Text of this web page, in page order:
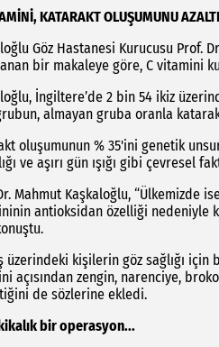
KATARAKT OLUŞUMUNU
Göz Hastanesi Kurucusu Prof.
bir makaleye göre, C vitamini
İngiltere’de 2 bin 54 ikiz
almayan gruba oranla
oluşumunun % 35'ini genetik
ve aşırı gün ışığı gibi çevresel
Mahmut Kaşkaloğlu, “Ülkemizde
antioksidan özelliği nedeniyle
üzerindeki kişilerin göz sağlığı
açısından zengin, narenciye,
de sözlerine ekledi.
bir operasyon...